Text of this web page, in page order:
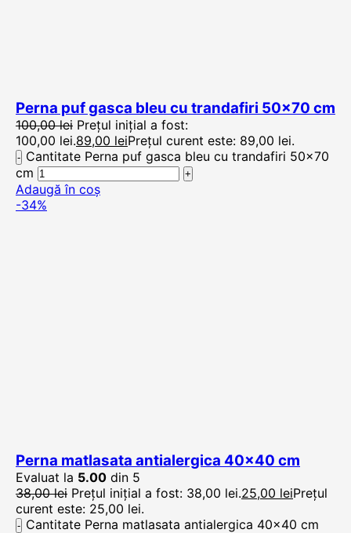
Perna puf gasca bleu cu trandafiri 50×70 cm
100,00lei Prețul inițial a fost:
100,00 lei.89,00 leiPrețul curent este: 89,00 lei.
Cantitate Perna puf gasca bleu cu trandafiri 50x70
cm
Adaugă în coș
-34%
Perna matlasata antialergica 40×40 cm
Evaluat la 5.00 din 5
38,00lei Prețul inițial a fost: 38,00 lei.25,00 leiPrețul
curent este: 25,00 lei.
Cantitate Perna matlasata antialergica 40x40 cm